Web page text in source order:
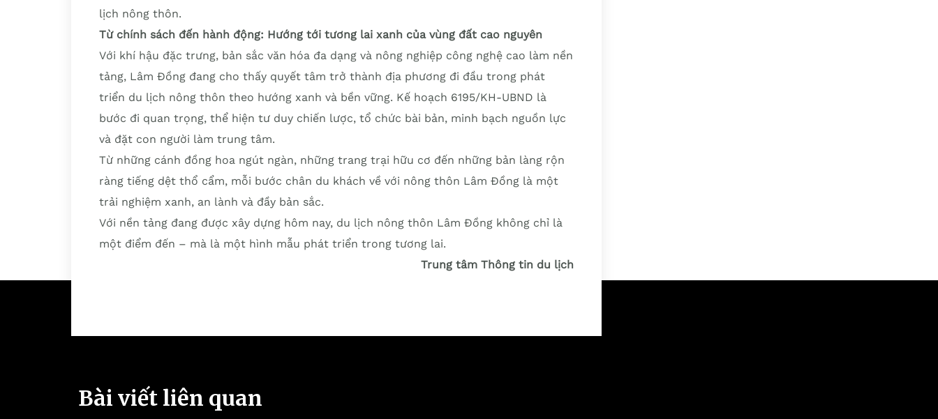
lịch nông thôn.
Từ chính sách đến hành động: Hướng tới tương lai xanh của vùng đất cao nguyên
Với khí hậu đặc trưng, bản sắc văn hóa đa dạng và nông nghiệp công nghệ cao làm nền
tảng, Lâm Đồng đang cho thấy quyết tâm trở thành địa phương đi đầu trong phát
triển du lịch nông thôn theo hướng xanh và bền vững. Kế hoạch 6195/KH-UBND là
bước đi quan trọng, thể hiện tư duy chiến lược, tổ chức bài bản, minh bạch nguồn lực
và đặt con người làm trung tâm.
Từ những cánh đồng hoa ngút ngàn, những trang trại hữu cơ đến những bản làng rộn
ràng tiếng dệt thổ cẩm, mỗi bước chân du khách về với nông thôn Lâm Đồng là một
trải nghiệm xanh, an lành và đầy bản sắc.
Với nền tảng đang được xây dựng hôm nay, du lịch nông thôn Lâm Đồng không chỉ là
một điểm đến – mà là một hình mẫu phát triển trong tương lai.
Trung tâm Thông tin du lịch
Bài viết liên quan